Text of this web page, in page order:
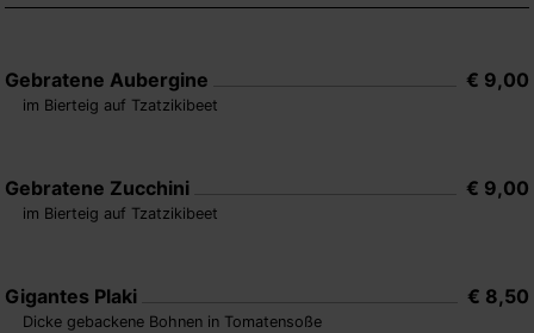
Gebratene Aubergine € 9,00
im Bierteig auf Tzatzikibeet
Gebratene Zucchini € 9,00
im Bierteig auf Tzatzikibeet
Gigantes Plaki € 8,50
Dicke gebackene Bohnen in Tomatensoße